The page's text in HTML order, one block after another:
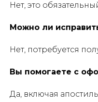
Нет, это
Можно ли
Нет, потребуется
Вы помогаете с
Да, включая